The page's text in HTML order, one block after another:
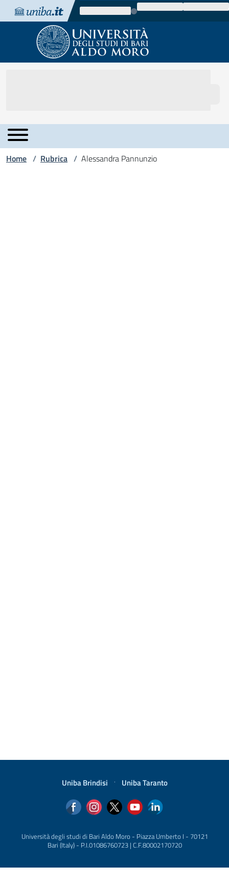
Vai al contenuto
Vai alla navigazione
Vai al footer
Home / Rubrica / Alessandra Pannunzio
Uniba Brindisi · Uniba Taranto
Università degli studi di Bari Aldo Moro - Piazza Umberto I - 70121
Bari (Italy) - P.I.01086760723 | C.F.80002170720